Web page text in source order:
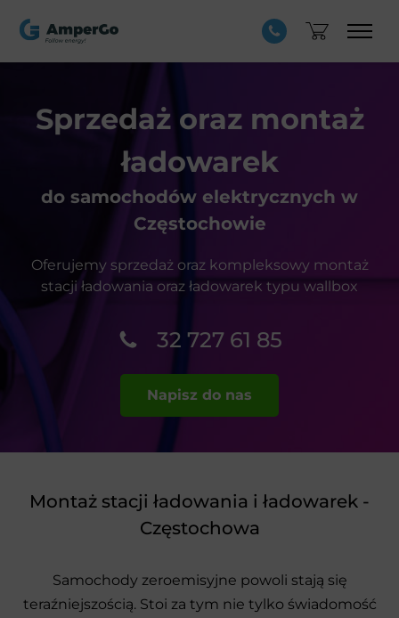
Sprzedaż orazmontaż
ładowarek
do samochodów elektrycznych w
Częstochowie
Oferujemy sprzedaż oraz kompleksowy montaż
stacji ładowania oraz ładowarek typu wallbox
32 727 61 85
Napisz do nas
Montaż stacji ładowania i ładowarek -
Częstochowa
Samochody zeroemisyjne powoli stają się
teraźniejszością. Stoi za tym nie tylko świadomość